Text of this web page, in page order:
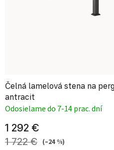
Čelná lamelová stena na
antracit
Odosielame do 7-14 prac. dní
1 292 €
1 722 € (–24 %)